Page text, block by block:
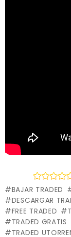
BAJAR TRADED
DESCARGAR
FREE TRADED
TRADED GRATIS
TRADED